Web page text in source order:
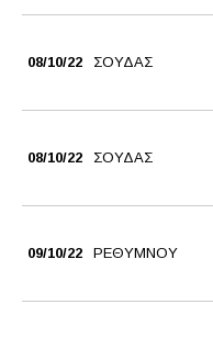
08/10/22 ΣΟΥΔΑΣ
08/10/22 ΣΟΥΔΑΣ
09/10/22 ΡΕΘΥΜΝΟΥ